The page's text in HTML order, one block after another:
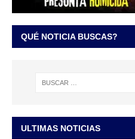
QUÉ NOTICIA BUSCAS?
ULTIMAS NOTICIAS